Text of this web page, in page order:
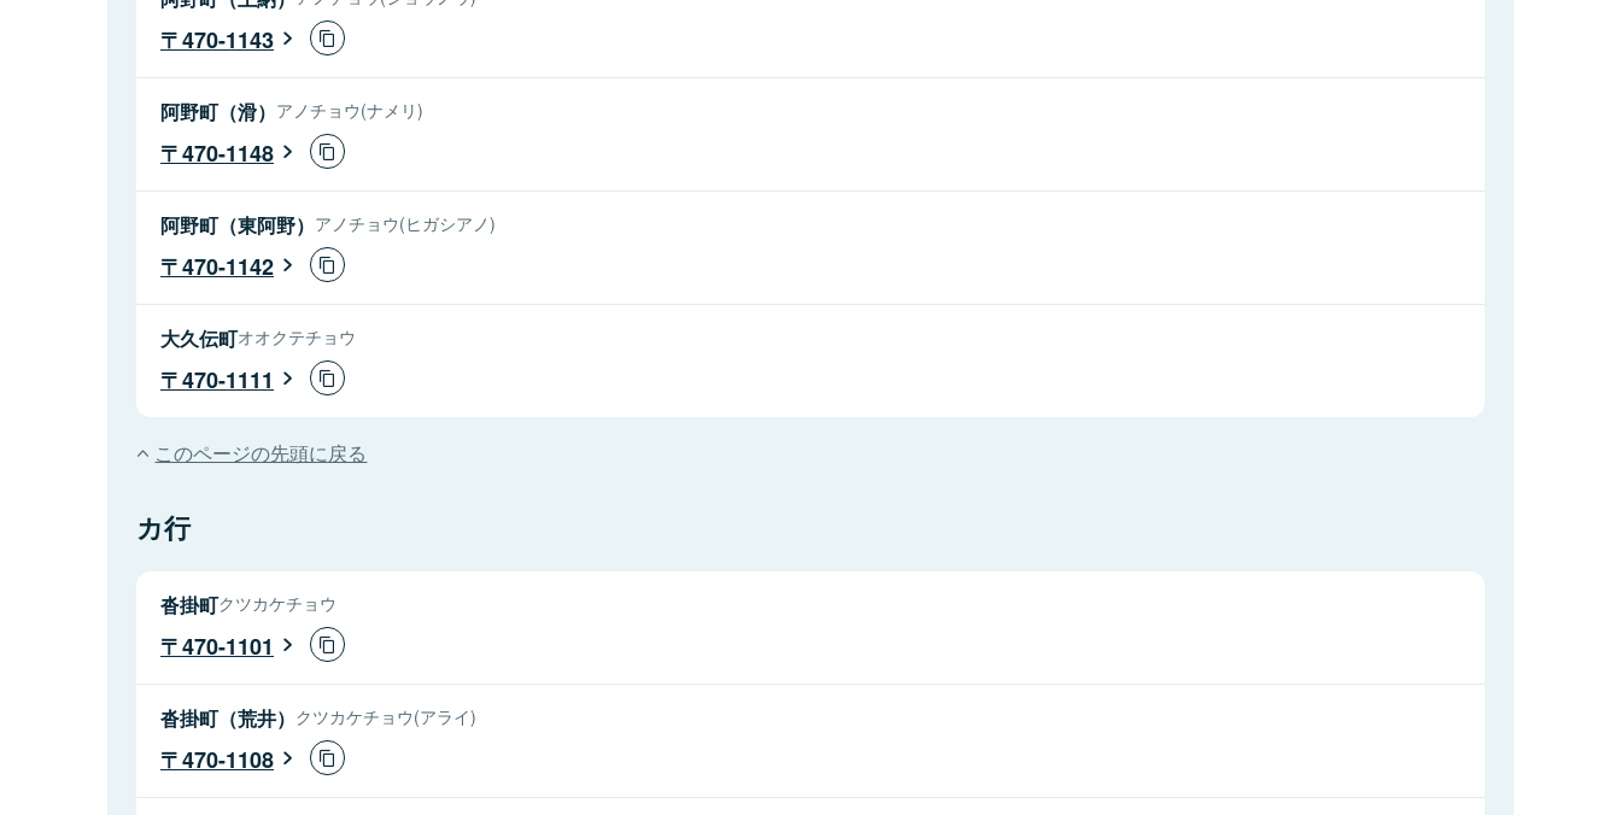
470-1143
阿野町（滑） アノチョウ(ナメリ)
470-1148
阿野町（東阿野） アノチョウ(ヒガシアノ)
470-1142
大久伝町オオクテチョウ
470-1111
このページの先頭に戻る
カ行
沓掛町クツカケチョウ
470-1101
沓掛町（荒井） クツカケチョウ(アライ)
470-1108